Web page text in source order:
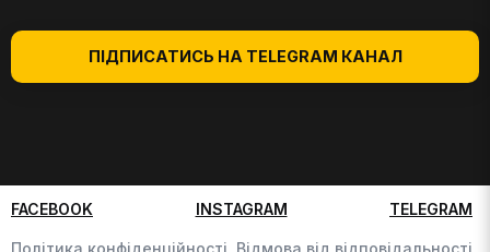
ПІДПИСАТИСЬ НА TELEGRAM КАНАЛ
FACEBOOK INSTAGRAM TELEGRAM
Політика конфіденційності, Відмова від відповідальності